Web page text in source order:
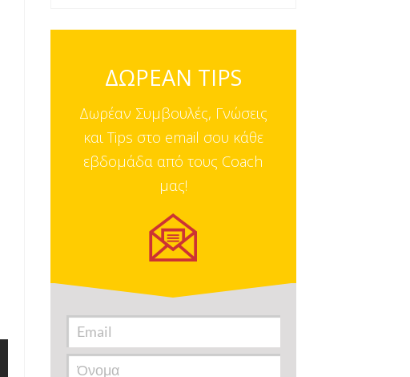
ΔΩΡΕΑΝ TIPS
Δωρέαν Συμβουλές, Γνώσεις
και Tips στο email σου κάθε
εβδομάδα από τους Coach
μας!